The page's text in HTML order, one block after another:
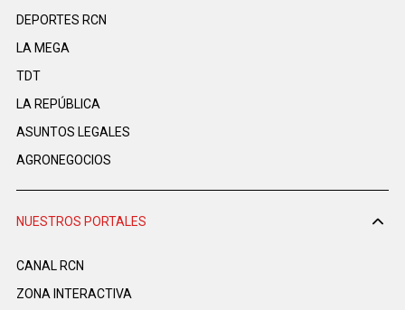
DEPORTES RCN
LA MEGA
TDT
LA REPÚBLICA
ASUNTOS LEGALES
AGRONEGOCIOS
NUESTROS PORTALES
CANAL RCN
ZONA INTERACTIVA